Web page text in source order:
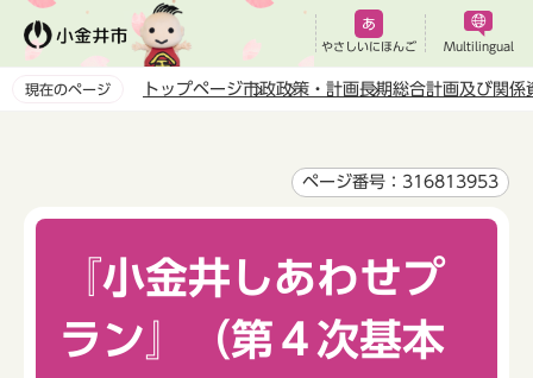
ペ
やさしいにほんご Multilingual
現在のページ トップページ市政政策・計画長期総合計画及び関係
ページ番号：316813953
『小金井しあわせプ
ラン』（第４次基本